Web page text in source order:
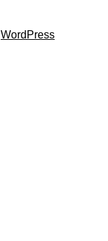
WordPress